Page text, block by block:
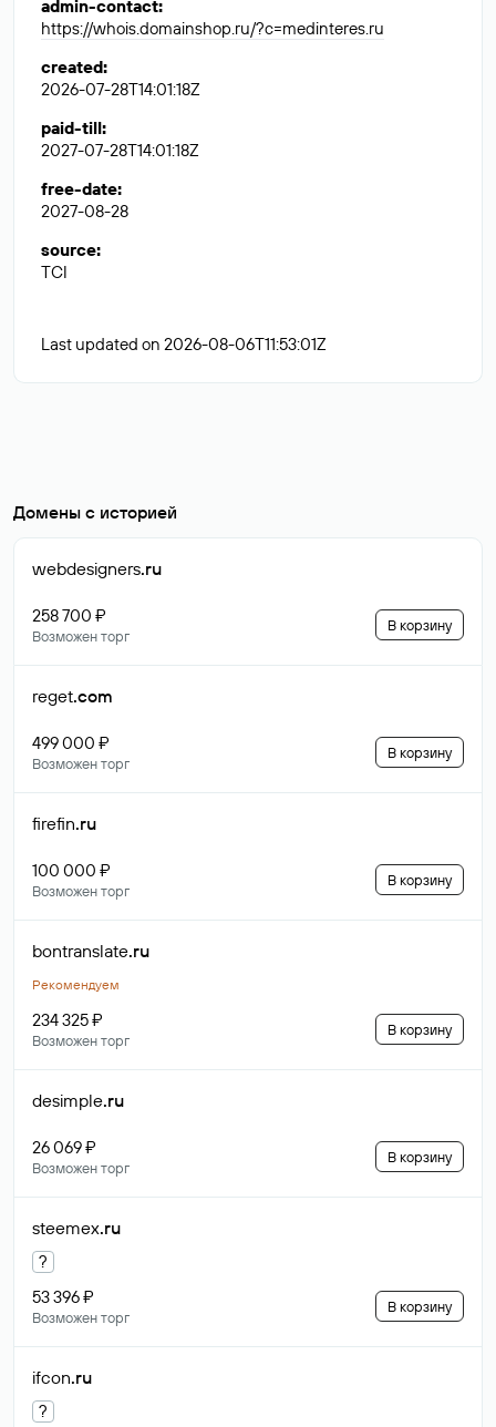
admin-contact:
https://whois.domainshop.ru/?c=medinteres.ru
created:
2026-07-28T14:01:18Z
paid-till:
2027-07-28T14:01:18Z
free-date:
2027-08-28
source:
TCI
Last updated on 2026-08-06T11:53:01Z
Домены с историей
webdesigners.ru
258 700 ₽
Возможен торг
В корзину
reget.com
499 000 ₽
Возможен торг
В корзину
firefin.ru
100 000 ₽
Возможен торг
В корзину
bontranslate.ru
Рекомендуем
234 325 ₽
Возможен торг
В корзину
desimple.ru
26 069 ₽
Возможен торг
В корзину
steemex.ru
?
53 396 ₽
Возможен торг
В корзину
ifcon.ru
?